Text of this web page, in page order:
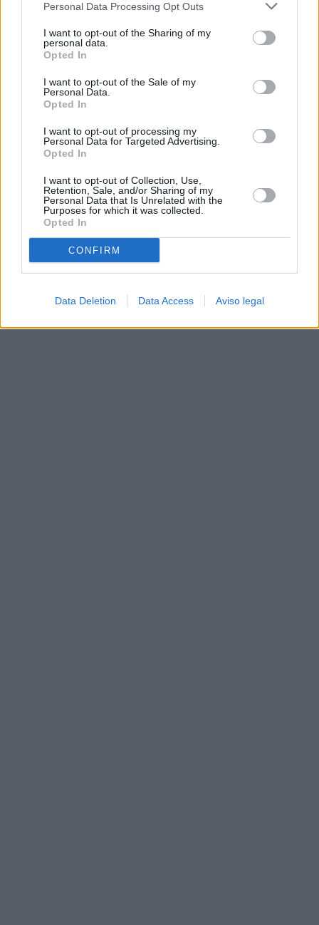
negar su consentimiento. Tenga en cuenta que algún
de su consentimiento, pero usted tiene el derecho de
rechazar tal procesamiento. Sus preferencias se aplicarán
cualquier momento entrando de nuevo en este sitio web o
visitando nuestra política de privacidad.
Personal Data Processing Opt Outs
I want to opt-out of the Sharing of my
personal data.
Opted In
I want to opt-out of the Sale of my
Personal Data.
Opted In
I want to opt-out of processing my
Personal Data for Targeted Advertising.
Opted In
I want to opt-out of Collection, Use,
Retention, Sale, and/or Sharing of my
Personal Data that Is Unrelated with the
Purposes for which it was collected.
Opted In
CONFIRM
Data Deletion Data Access Aviso legal